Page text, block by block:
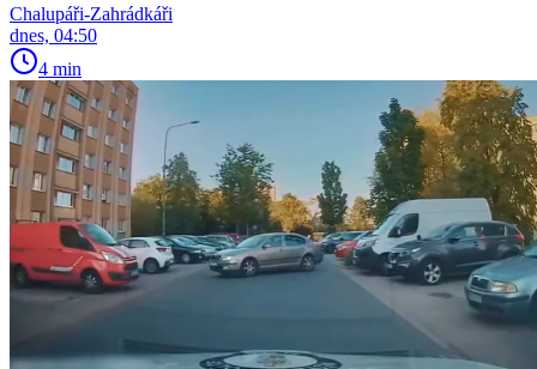
Chalupáři-Zahrádkáři
dnes, 04:50
4 min